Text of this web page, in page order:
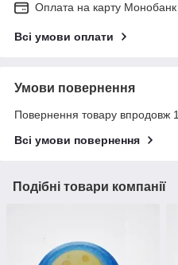
Оплата на карту
Всі умови оплати
Умови повернення
Повернення товару впродовж
Всі умови повернення
Подібні товари компанії